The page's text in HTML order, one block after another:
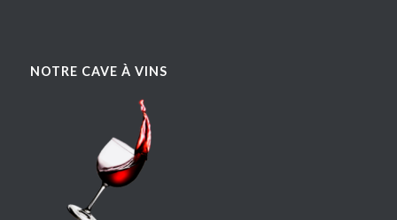
NOTRE CAVE À VINS